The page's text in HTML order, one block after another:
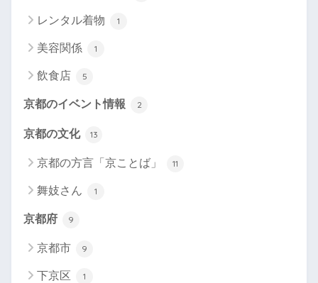
レンタル着物 1
美容関係 1
飲食店 5
京都のイベント情報 2
京都の文化 13
京都の方言「京ことば」 11
舞妓さん 1
京都府 9
京都市 9
下京区 1